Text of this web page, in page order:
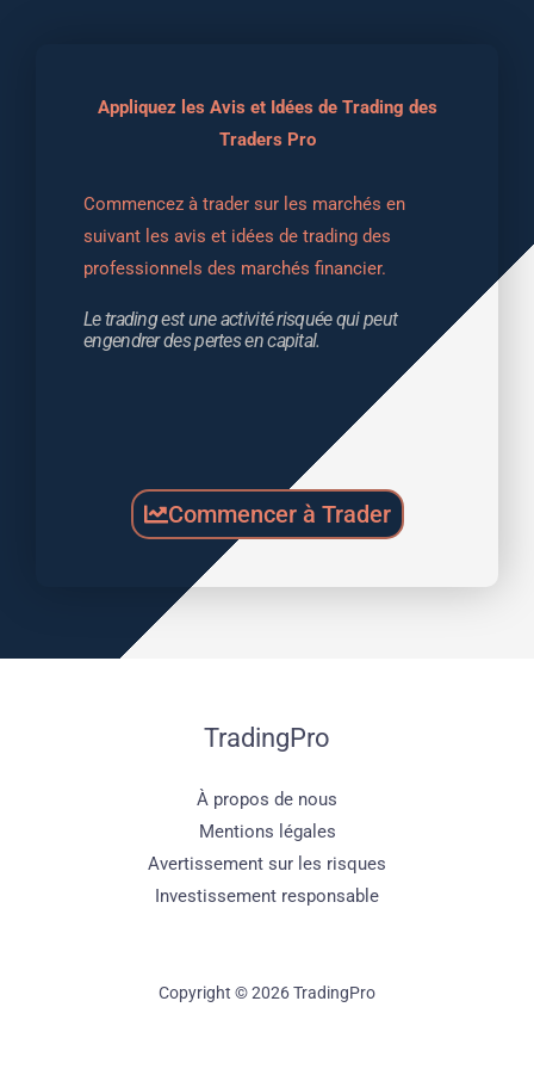
Appliquez les Avis et Idées de Trading des
Traders Pro
Commencez à trader sur les marchés en
suivant les avis et idées de trading des
professionnels des marchés financier.
Le trading est une activité risquée qui peut
engendrer des pertes en capital.
Commencer à Trader
TradingPro
À propos de nous
Mentions légales
Avertissement sur les risques
Investissement responsable
Copyright © 2026 TradingPro